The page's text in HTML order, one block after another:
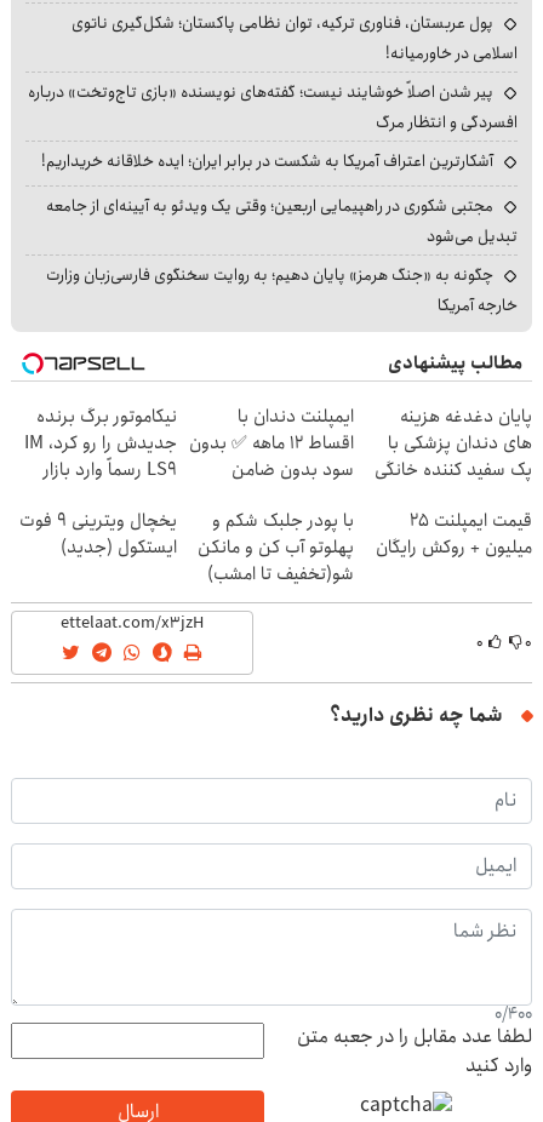
پول عربستان، فناوری ترکیه، توان نظامی پاکستان؛ شکل‌گیری ناتوی
اسلامی در خاورمیانه!
پیر شدن اصلاً خوشایند نیست؛ گفته‌های نویسنده «بازی تاج‌وتخت» درباره
افسردگی و انتظار مرگ
آشکارترین اعتراف آمریکا به شکست در برابر ایران؛ ایده خلاقانه خریداریم!
مجتبی شکوری در راهپیمایی اربعین؛ وقتی یک ویدئو به آیینه‌ای از جامعه
تبدیل می‌شود
چگونه به «جنگ هرمز» پایان دهیم؛ به روایت سخنگوی فارسی‌زبان وزارت
خارجه آمریکا
مطالب پیشنهادی
پایان دغدغه هزینه
های دندان پزشکی با
پک سفید کننده خانگی
ایمپلنت دندان با
اقساط 12 ماهه ✅ بدون
سود بدون ضامن
نیکاموتور برگ برنده
جدیدش را رو کرد، IM
LS9 رسماً وارد بازار
قیمت ایمپلنت ۲۵
میلیون + روکش رایگان
با پودر جلبک شکم و
پهلوتو آب کن و مانکن
شو(تخفیف تا امشب)
یخچال ویترینی 9 فوت
ایستکول (جدید)
۰ ۰
شما چه نظری دارید؟
0/400
لطفا عدد مقابل را در جعبه متن
وارد کنید
ارسال